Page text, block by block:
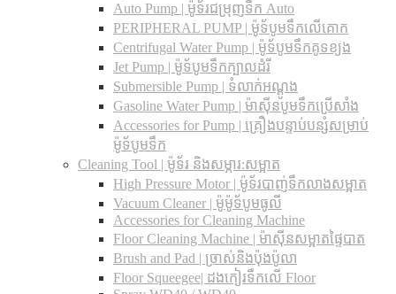
Auto Pump | ម៉ូទ័រជម្រុញទឹក Auto
PERIPHERAL PUMP | ម៉ូទ័បូមទឹកលើគោក
Centrifugal Water Pump | ម៉ូទ័បូមទឹកគូទខ្យង
Jet Pump | ម៉ូទ័បូមទឹកក្បាលដំរី
Submersible Pump | ទំលាក់អណ្តូង
Gasoline Water Pump | ម៉ាស៊ីនបូមទឹកប្រើសាំង
Accessories for Pump | គ្រឿងបន្ទាប់បន្សំសម្រាប់
ម៉ូទ័បូមទឹក
Cleaning Tool | ម៉ូទ័រ និងសម្ភារ:សម្អាត
High Pressure Motor | ម៉ូទ័របាញ់ទឹកលាងសម្អាត
Vacuum Cleaner | ម៉ូម៉ូទ័បូមធូលី
Accessories for Cleaning Machine
Floor Cleaning Machine | ម៉ាស៊ីនសម្អាតផ្ទៃបាត
Brush and Pad | ច្រាស់និងប៉ុងប៉ូលា
Floor Squeegee| ដងកៀរទឺកលើ Floor